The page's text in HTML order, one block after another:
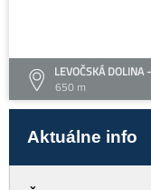
LEVOČSKÁ DOLINA
650 m
Aktuálne info